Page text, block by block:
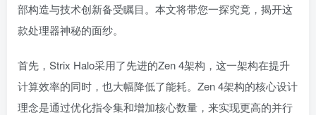
部构造与技术创新备受瞩目。本文将带您一探究竟，揭开这
款处理器神秘的面纱。
首先，Strix Halo采用了先进的Zen 4架构，这一架构在提升
计算效率的同时，也大幅降低了能耗。Zen 4架构的核心设计
理念是通过优化指令集和增加核心数量，来实现更高的并行